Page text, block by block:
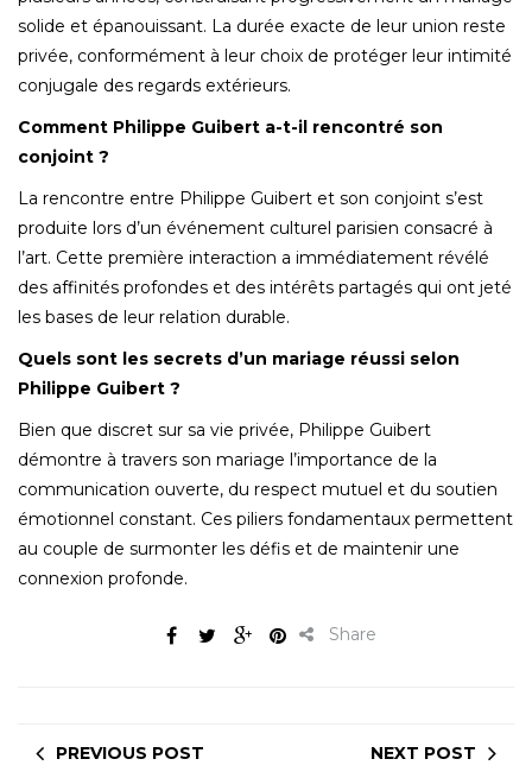
solide et épanouissant. La durée exacte de leur union reste
privée, conformément à leur choix de protéger leur intimité
conjugale des regards extérieurs.
Comment Philippe Guibert a-t-il rencontré son
conjoint ?
La rencontre entre Philippe Guibert et son conjoint s’est
produite lors d’un événement culturel parisien consacré à
l’art. Cette première interaction a immédiatement révélé
des affinités profondes et des intérêts partagés qui ont jeté
les bases de leur relation durable.
Quels sont les secrets d’un mariage réussi selon
Philippe Guibert ?
Bien que discret sur sa vie privée, Philippe Guibert
démontre à travers son mariage l’importance de la
communication ouverte, du respect mutuel et du soutien
émotionnel constant. Ces piliers fondamentaux permettent
au couple de surmonter les défis et de maintenir une
connexion profonde.
Share
PREVIOUS POST NEXT POST